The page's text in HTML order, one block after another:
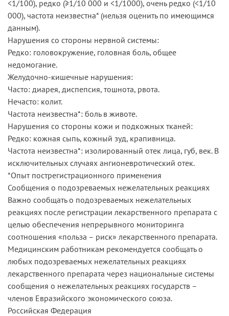
<1/100), редко (≥1/10 000 и <1/1000), очень редко (<1/10
000), частота неизвестна* (нельзя оценить по имеющимся
данным).
Нарушения со стороны нервной системы:
Редко: головокружение, головная боль, общее
недомогание.
Желудочно-кишечные нарушения:
Часто: диарея, диспепсия, тошнота, рвота.
Нечасто: колит.
Частота неизвестна*: боль в животе.
Нарушения со стороны кожи и подкожных тканей:
Редко: кожная сыпь, кожный зуд, крапивница.
Частота неизвестна*: изолированный отек лица, губ, век. В
исключительных случаях ангионевротический отек.
*Опыт пострегистрационного применения
Сообщения о подозреваемых нежелательных реакциях
Важно сообщать о подозреваемых нежелательных
реакциях после регистрации лекарственного препарата с
целью обеспечения непрерывного мониторинга
соотношения «польза – риск» лекарственного препарата.
Медицинским работникам рекомендуется сообщать о
любых подозреваемых нежелательных реакциях
лекарственного препарата через национальные системы
сообщения о нежелательных реакциях государств –
членов Евразийского экономического союза.
Российская Федерация